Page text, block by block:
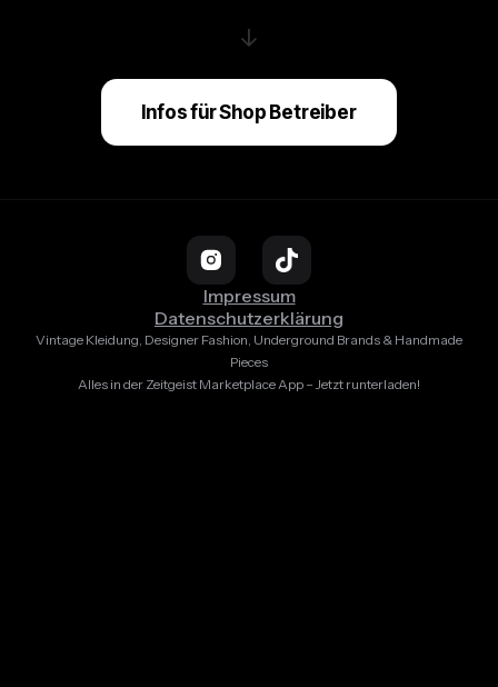
↓
Infos für Shop Betreiber
Impressum
Datenschutzerklärung
Vintage Kleidung, Designer Fashion, Underground Brands & Handmade
Pieces
Alles in der Zeitgeist Marketplace App – Jetzt runterladen!